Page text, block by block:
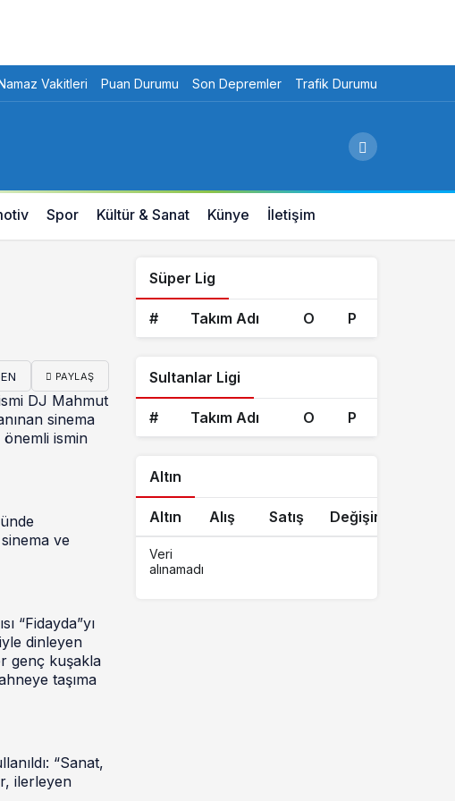
Vakitleri Puan Durumu Son Depremler Trafik Durumu
Spor Kültür & Sanat Künye İletişim
PAYLAŞ
DJ Mahmut
sinema
önemli ismin
ve
“Fidayda”yı
dinleyen
genç kuşakla
taşıma
“Sanat,
ilerleyen
Süper Lig
# Takım Adı O P
Sultanlar Ligi
# Takım Adı O P
Altın
Altın Alış Satış Değişim
Veri
alınamadı